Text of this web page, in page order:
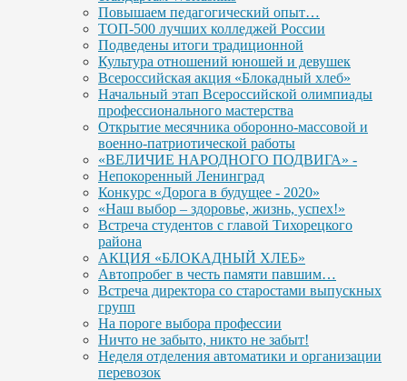
Повышаем педагогический опыт…
ТОП-500 лучших колледжей России
Подведены итоги традиционной
Культура отношений юношей и девушек
Всероссийская акция «Блокадный хлеб»
Начальный этап Всероссийской олимпиады
профессионального мастерства
Открытие месячника оборонно-массовой и
военно-патриотической работы
«ВЕЛИЧИЕ НАРОДНОГО ПОДВИГА» -
Непокоренный Ленинград
Конкурс «Дорога в будущее - 2020»
«Наш выбор – здоровье, жизнь, успех!»
Встреча студентов с главой Тихорецкого
района
АКЦИЯ «БЛОКАДНЫЙ ХЛЕБ»
Автопробег в честь памяти павшим…
Встреча директора со старостами выпускных
групп
На пороге выбора профессии
Ничто не забыто, никто не забыт!
Неделя отделения автоматики и организации
перевозок